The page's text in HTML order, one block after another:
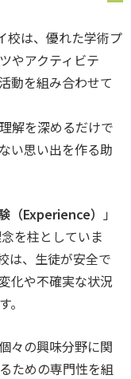
校は、優れた学術プ
やアクティビテ
動を組み合わせて
解を深めるだけで
い思い出を作る助
（Experience）
」
を柱としていま
は、生徒が安全で
化や不確実な状況
々の興味分野に関
ための専門性を組